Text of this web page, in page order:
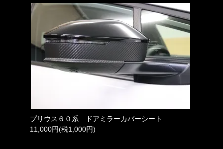
プリウス６０系 ドアミラーカバーシート
11,000円(税1,000円)